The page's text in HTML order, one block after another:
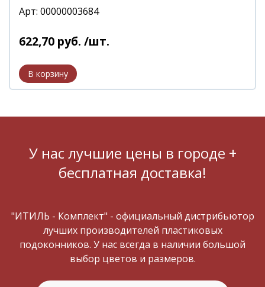
Арт: 00000003684
622,70 руб. /шт.
У нас лучшие цены в городе +
бесплатная доставка!
"ИТИЛЬ - Комплект" - официальный дистрибьютор
лучших производителей пластиковых
подоконников. У нас всегда в наличии большой
выбор цветов и размеров.